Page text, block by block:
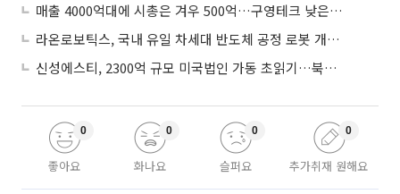
매출 4000억대에 시총은 겨우 500억…구영테크 낮은 몸값에 저가 승계 마무리
라온로보틱스, 국내 유일 차세대 반도체 공정 로봇 개발 ‘고객사 테스트 진행’
신성에스티, 2300억 규모 미국법인 가동 초읽기…북미 ESS 공략 본격화
좋아요
0
화나요
0
슬퍼요
0
추가취재 원해요
0